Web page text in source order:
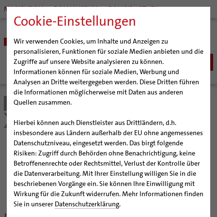
Cookie-Einstellungen
Wir verwenden Cookies, um Inhalte und Anzeigen zu
personalisieren, Funktionen für soziale Medien anbieten und die
Zugriffe auf unsere Website analysieren zu können.
Informationen können für soziale Medien, Werbung und
Analysen an Dritte weitergegeben werden. Diese Dritten führen
die Informationen möglicherweise mit Daten aus anderen
Quellen zusammen.
Hierbei können auch Dienstleister aus Drittländern, d.h.
insbesondere aus Ländern außerhalb der EU ohne angemessenes
Datenschutzniveau, eingesetzt werden. Das birgt folgende
Risiken: Zugriff durch Behörden ohne Benachrichtigung, keine
Betroffenenrechte oder Rechtsmittel, Verlust der Kontrolle über
die Datenverarbeitung. Mit Ihrer Einstellung willigen Sie in die
beschriebenen Vorgänge ein. Sie können Ihre Einwilligung mit
Wirkung für die Zukunft widerrufen. Mehr Informationen finden
Sie in unserer Datenschutzerklärung.
MARIENDOM DOMMUSEUM DOMBIBLIOTHEK
BISTUM
Bischöfe
Weihbischof Dr. Martin Marahrens
Bischof em. Norbert Trelle
Weihbischof em. Bongartz
Weihbischof em. Schwerdtfeger
Weihbischof em. Koitz
Bischof em. Dr. Wüstenberg
Generalvikariat
Gremien
Diözesangericht
Gemeindegremien
Pfarrgemeinden
Hildesheimer Dom
Virtueller Rundgang durch den Dom
Tausendjähriger Rosenstock
Die Hildesheimer Dommusik
Wallfahrten | Pilgern
Termine Wallfahrten und Pilgern
Jakobswege im Bistum Hildesheim
Veranstaltungen
Strategieprozess
Jugend
SEELSORGE
Katholisch werden
Wiedereintritt
Erwachsenenkatechumenat
Glaube leben
Glaubensveranstaltungen
Taufe
Fragen zur Taufe
Erwachsenentaufe
Taufsymbole
Erstkommunion
Firmung
Hochzeit
Katholisch heiraten
Lebensende
BERATUNG & HILFE
Ehe-, Familien-, und Lebensberatung (EFL)
Schwangerenberatung
Beratungsstellen
Prävention und Hilfe bei sexualisierter Gewalt
Schuldnerberatung
Beratungsstellen
Caritas
Bischöfliche Stiftung Gemeinsam für das Leben
BILDUNG & KULTUR
Schulen | Hochschulen
Katholische Schulen im Bistum
Veranstaltungen
Schulpastoral
Dommuseum
Dombibliothek
Bistumsarchiv
KIRCHE & GESELLSCHAFT
Ökumene
Interreligiöser Dialog
Weltkirche
Bistum Hildesheim
Schöpfungsgerecht 2035
Veranstaltungen
Veranstaltungen
rund um den Nachhaltigkeitsprozess
#schöpfungsgerecht 2035